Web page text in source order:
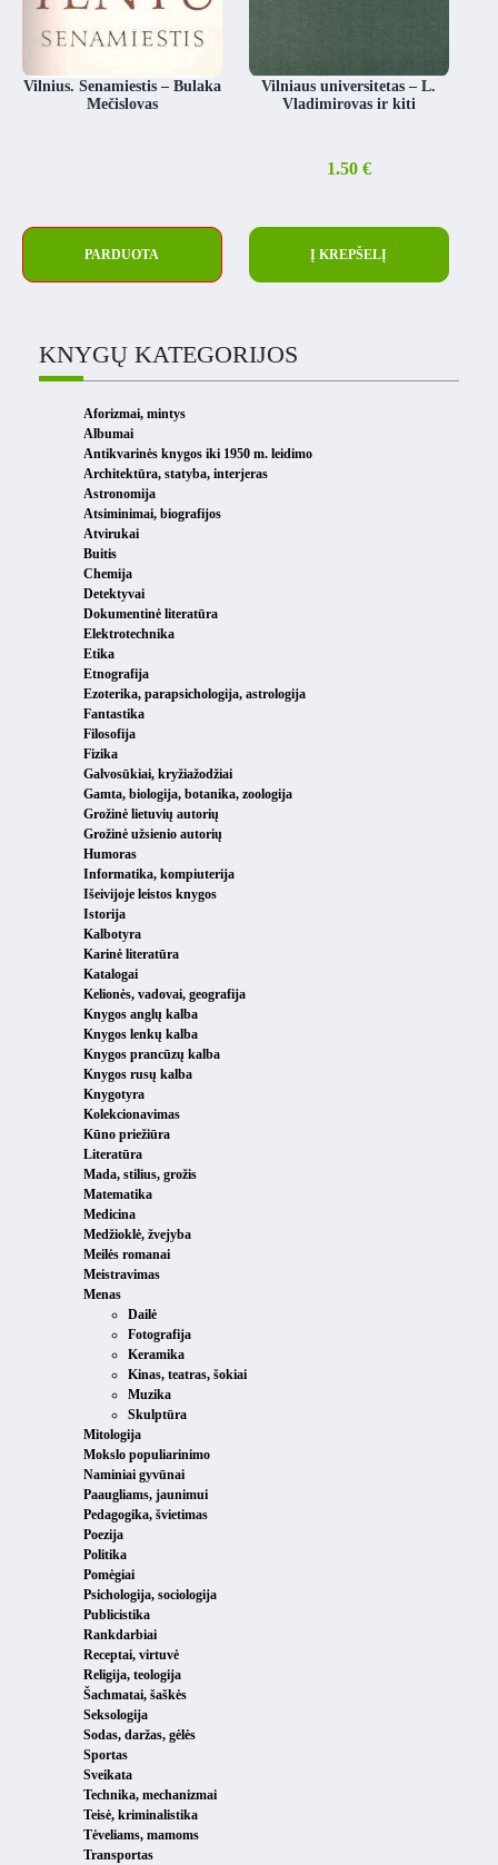
Vilnius. Senamiestis – Bulaka
Mečislovas
PARDUOTA
Vilniaus universitetas – L.
Vladimirovas ir kiti
1.50 €
Į KREPŠELĮ
KNYGŲ KATEGORIJOS
Aforizmai, mintys
Albumai
Antikvarinės knygos iki 1950 m. leidimo
Architektūra, statyba, interjeras
Astronomija
Atsiminimai, biografijos
Atvirukai
Buitis
Chemija
Detektyvai
Dokumentinė literatūra
Elektrotechnika
Etika
Etnografija
Ezoterika, parapsichologija, astrologija
Fantastika
Filosofija
Fizika
Galvosūkiai, kryžiažodžiai
Gamta, biologija, botanika, zoologija
Grožinė lietuvių autorių
Grožinė užsienio autorių
Humoras
Informatika, kompiuterija
Išeivijoje leistos knygos
Istorija
Kalbotyra
Karinė literatūra
Katalogai
Kelionės, vadovai, geografija
Knygos anglų kalba
Knygos lenkų kalba
Knygos prancūzų kalba
Knygos rusų kalba
Knygotyra
Kolekcionavimas
Kūno priežiūra
Literatūra
Mada, stilius, grožis
Matematika
Medicina
Medžioklė, žvejyba
Meilės romanai
Meistravimas
Menas
Dailė
Fotografija
Keramika
Kinas, teatras, šokiai
Muzika
Skulptūra
Mitologija
Mokslo populiarinimo
Naminiai gyvūnai
Paaugliams, jaunimui
Pedagogika, švietimas
Poezija
Politika
Pomėgiai
Psichologija, sociologija
Publicistika
Rankdarbiai
Receptai, virtuvė
Religija, teologija
Šachmatai, šaškės
Seksologija
Sodas, daržas, gėlės
Sportas
Sveikata
Technika, mechanizmai
Teisė, kriminalistika
Tėveliams, mamoms
Transportas